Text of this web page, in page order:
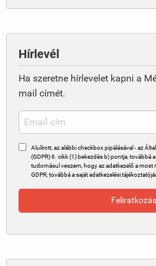
Hírlevél
Ha szeretne hírlevelet kapni a
mail címét.
Alulírott, az alábbi checkbox pipálásával - az
(GDPR) 6. cikk (1) bekezdés b) pontja, továbbá
tudomásul veszem, hogy az adatkezelő a most
GDPR, továbbá a saját adatkezelési